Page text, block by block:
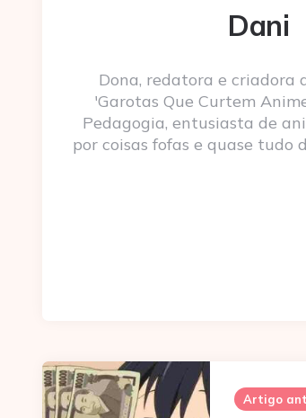
Dani
Dona, redatora e criadora
'Garotas Que Curtem
Pedagogia, entusiasta de
por coisas fofas e quase tudo
Post
navigation
Artigo